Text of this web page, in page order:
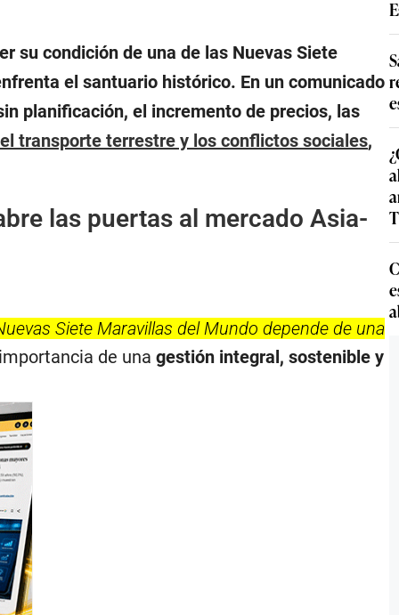
su condición de una de las Nuevas Siete
el santuario histórico. En un comunicado
planificación, el incremento de precios, las
transporte terrestre y los conflictos sociales,
las puertas al mercado Asia-
Siete Maravillas del Mundo depende de una
de unagestión integral, sostenible y